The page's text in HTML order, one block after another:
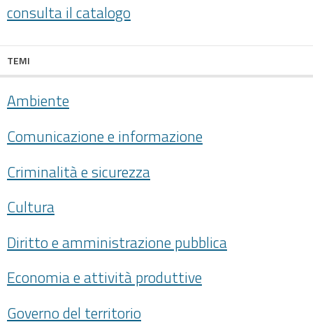
consulta il catalogo
TEMI
Ambiente
Comunicazione e informazione
Criminalità e sicurezza
Cultura
Diritto e amministrazione pubblica
Economia e attività produttive
Governo del territorio